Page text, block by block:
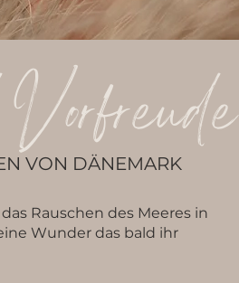
VON DÄNEMARK
Rauschen des Meeres in
Wunder das bald ihr